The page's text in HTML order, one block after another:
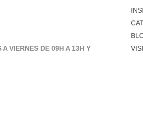
A VIERNES DE 09H A 13H Y